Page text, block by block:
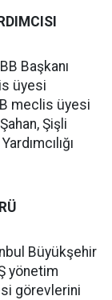
Başkanı
üyesi
meclis üyesi
Şişli
Büyükşehir
yönetim
görevlerini